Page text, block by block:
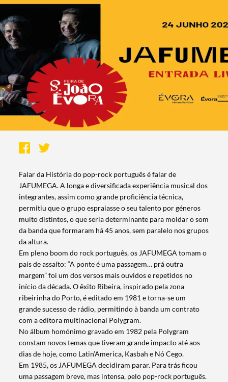
Falar da História do pop-rock português é falar de
JAFUMEGA. A longa e diversificada experiência musical dos
integrantes, assim como grande proficiência técnica,
permitiu que o grupo espraiasse o seu talento por géneros
muito distintos, o que seria determinante para moldar o som
da banda que formaram há 45 anos, sem paralelo nos grupos
da altura.
Em pleno boom do rock português, os JAFUMEGA tomam o
país de assalto: “A ponte é uma passagem… prá outra
margem” foi um dos versos mais ouvidos e repetidos no
início da década. O êxito Ribeira, inspirado pela zona
ribeirinha do Porto, é editado em 1981 e torna-se um
grande sucesso de rádio, permitindo à banda um contrato
com a editora multinacional Polygram.
No álbum homónimo gravado em 1982 pela Polygram
constam novos temas que tiveram grande impacto até aos
dias de hoje, como Latin’America, Kasbah e Nó Cego.
Em 1985, os JAFUMEGA decidiram parar. Para trás ficou
uma passagem breve, mas intensa, pelo pop-rock português.